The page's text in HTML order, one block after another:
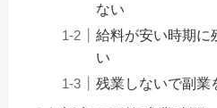
ない
給料が安い時期に
い
残業しないで副業